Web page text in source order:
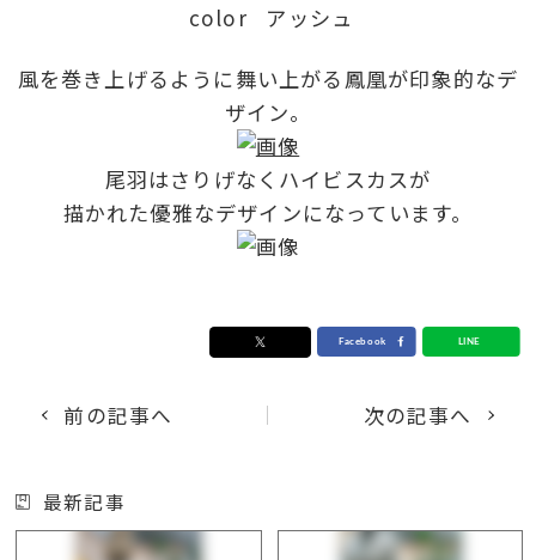
color アッシュ
風を巻き上げるように舞い上がる鳳凰が印象的なデ
ザイン。
尾羽はさりげなくハイビスカスが
描かれた優雅なデザインになっています。
前の記事へ 次の記事へ
最新記事